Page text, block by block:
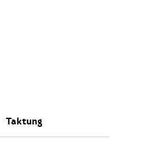
Taktung